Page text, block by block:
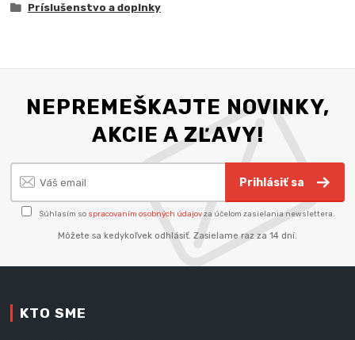
Príslušenstvo a doplnky
NEPREMEŠKAJTE NOVINKY,
AKCIE A ZĽAVY!
Prihlásiť sa
Súhlasím so spracovaním osobných údajovza účelom zasielania newslettera.
Môžete sa kedykoľvek odhlásiť. Zasielame raz za 14 dní.
KTO SME